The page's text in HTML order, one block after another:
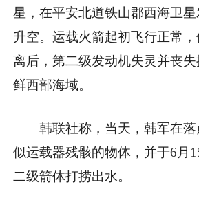
星，在平安北道铁山郡西海卫
升空。运载火箭起初飞行正常
离后，第二级发动机失灵并丧
鲜西部海域。
韩联社称，当天，韩军在
似运载器残骸的物体，并于6月
二级箭体打捞出水。